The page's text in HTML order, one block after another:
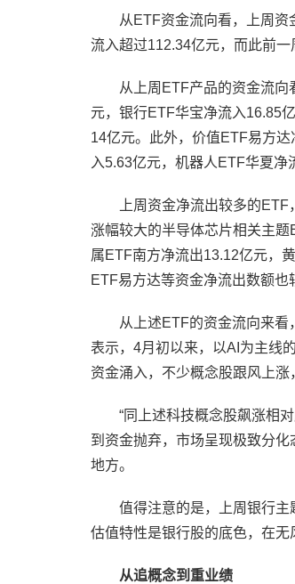
从ETF资金流向看，上周
流入超过112.34亿元，而此前一
从上周ETF产品的资金流
元，银行ETF华宝净流入16.85
14亿元。此外，价值ETF易方
入5.63亿元，机器人ETF华夏净
上周资金净流出较多的
涨幅较大的半导体芯片相关主
属ETF南方净流出13.12亿元，
ETF易方达等资金净流出数额也
从上述ETF的资金流向来看
表示，4月初以来，以AI为主线
资金涌入，不少概念股跟风上涨
“同上述科技概念股飙涨相
到资金抛弃，市场呈现极致分
地方。
值得注意的是，上周银行
估值特性是银行股的底色，在无
从追概念到重业绩